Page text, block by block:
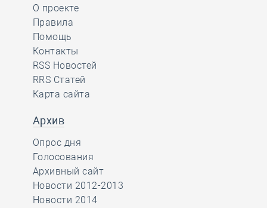
О проекте
Правила
Помощь
Контакты
RSS Новостей
RRS Статей
Карта сайта
Архив
Опрос дня
Голосования
Архивный сайт
Новости 2012-2013
Новости 2014